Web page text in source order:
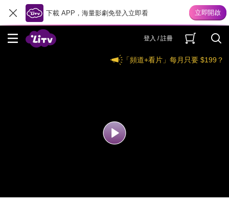
下載 APP，海量影劇免登入立即看
登入 / 註冊
「頻道+看片」每月只要 $199？